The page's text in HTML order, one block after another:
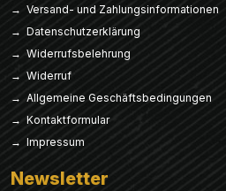
→ Versand- und Zahlungsinformationen
→ Datenschutzerklärung
→ Widerrufsbelehrung
→ Widerruf
→ Allgemeine Geschäftsbedingungen
→ Kontaktformular
→ Impressum
Newsletter